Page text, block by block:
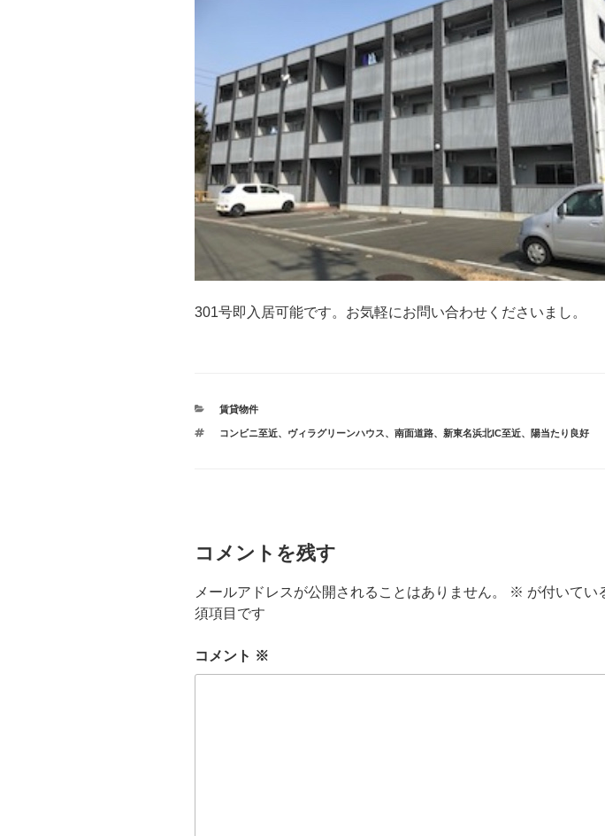
301号即入居可能です。お気軽にお問い合わせくださいまし。
カ
ゴ
賃貸物件
タ
コンビニ至近、 ヴィラグリーンハウス、 南面道路、 新東名浜北IC至近、 陽当たり良好
コメントを残す
メールアドレスが公開されることはありません。 ※ が付いてい
須項目です
コメント ※